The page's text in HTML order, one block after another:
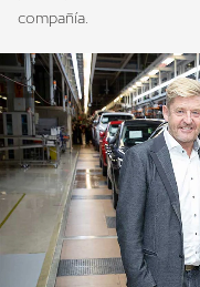
compañía.